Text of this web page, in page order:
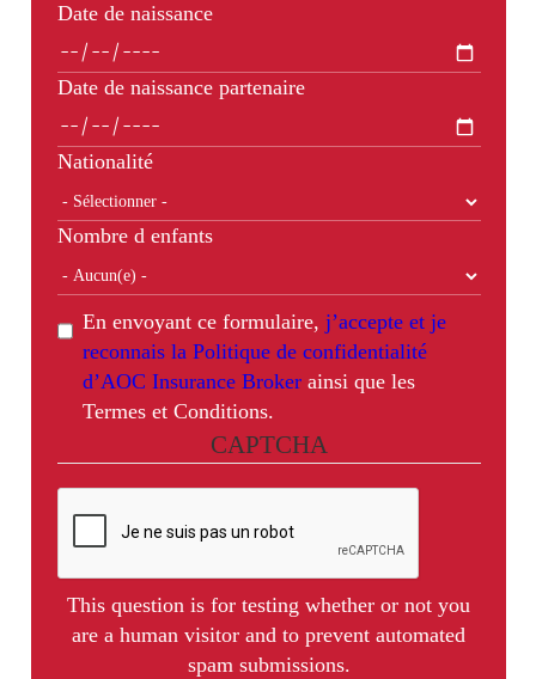
Date de naissance
Date de naissance partenaire
Nationalité
Nombre d enfants
En envoyant ce formulaire, j’accepte et je
reconnais la Politique de confidentialité
d’AOC Insurance Brokerainsi que les
Termes et Conditions.
CAPTCHA
This question is for testing whether or not you
are a human visitor and to prevent automated
spam submissions.